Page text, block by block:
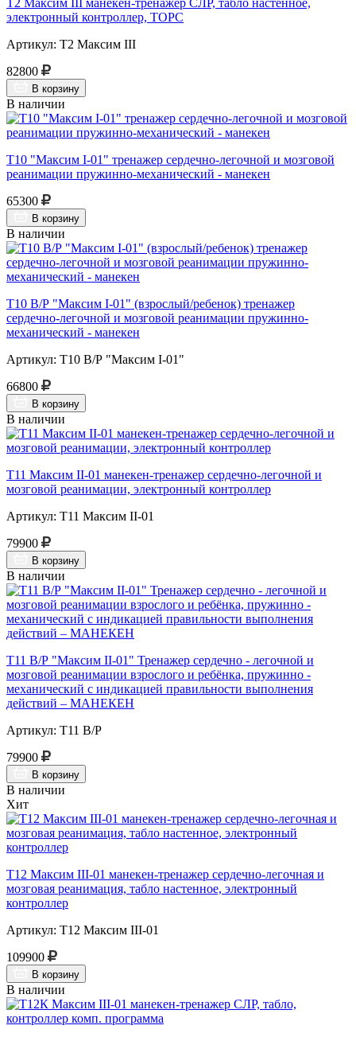
Т2 Максим III манекен-тренажер СЛР, табло настенное,
электронный контроллер, ТОРС
Артикул: Т2 Максим III
82800
В корзину
В наличии
Т10 "Максим I-01" тренажер сердечно-легочной и мозговой
реанимации пружинно-механический - манекен
65300
В корзину
В наличии
Т10 В/Р "Максим I-01" (взрослый/ребенок) тренажер
сердечно-легочной и мозговой реанимации пружинно-
механический - манекен
Артикул: Т10 В/Р "Максим I-01"
66800
В корзину
В наличии
Т11 Максим II-01 манекен-тренажер сердечно-легочной и
мозговой реанимации, электронный контроллер
Артикул: Т11 Максим II-01
79900
В корзину
В наличии
Т11 В/Р "Максим II-01" Тренажер сердечно - легочной и
мозговой реанимации взрослого и ребёнка, пружинно -
механический с индикацией правильности выполнения
действий – МАНЕКЕН
Артикул: Т11 В/Р
79900
В корзину
В наличии
Хит
Т12 Максим III-01 манекен-тренажер сердечно-легочная и
мозговая реанимация, табло настенное, электронный
контроллер
Артикул: Т12 Максим III-01
109900
В корзину
В наличии